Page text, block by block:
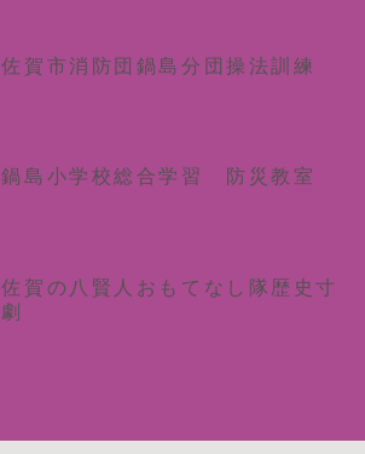
佐賀市消防団鍋島分団操法訓練
鍋島小学校総合学習 防災教室
佐賀の八賢人おもてなし隊歴史寸
劇